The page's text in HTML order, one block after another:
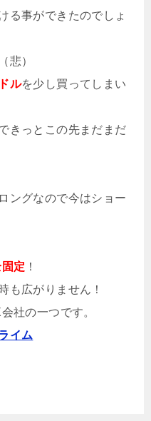
る事ができたのでしょ
悲）
ドルを少し買ってしまい
きっとこの先まだまだ
ングなので今はショー
定 ！
も広がりません！
社の一つです。
イム